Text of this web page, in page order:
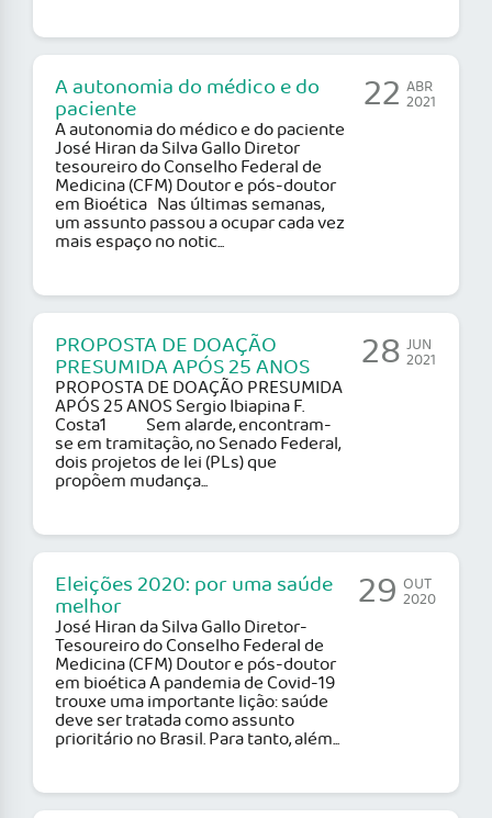
A autonomia do médico e do
paciente
A autonomia do médico e do paciente
José Hiran da Silva Gallo Diretor
tesoureiro do Conselho Federal de
Medicina (CFM) Doutor e pós-doutor
em Bioética Nas últimas semanas,
um assunto passou a ocupar cada vez
mais espaço no notic...
22 ABR
2021
PROPOSTA DE DOAÇÃO
PRESUMIDA APÓS 25 ANOS
PROPOSTA DE DOAÇÃO PRESUMIDA
APÓS 25 ANOS Sergio Ibiapina F.
Costa1 Sem alarde, encontram-
se em tramitação, no Senado Federal,
dois projetos de lei (PLs) que
propõem mudança...
28 JUN
2021
Eleições 2020: por uma saúde
melhor
José Hiran da Silva Gallo Diretor-
Tesoureiro do Conselho Federal de
Medicina (CFM) Doutor e pós-doutor
em bioética A pandemia de Covid-19
trouxe uma importante lição: saúde
deve ser tratada como assunto
prioritário no Brasil. Para tanto, além...
29 OUT
2020